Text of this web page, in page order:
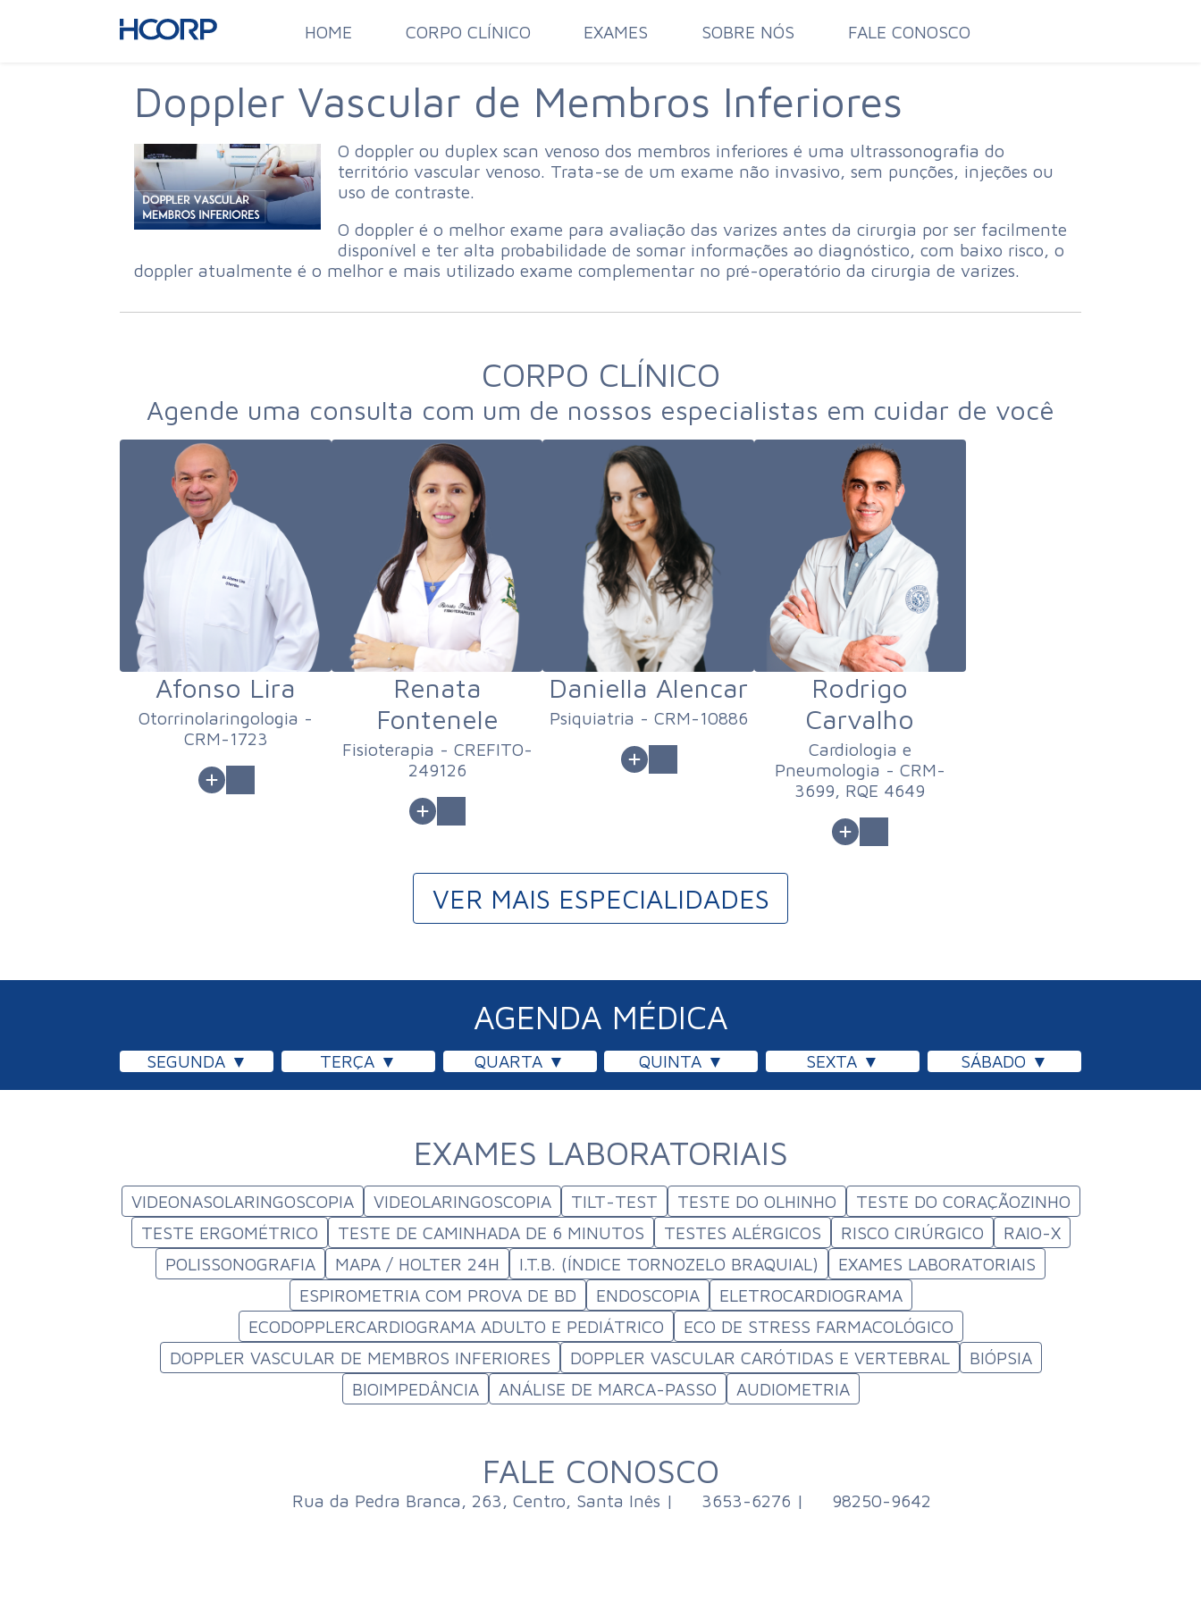
HOME CORPO CLÍNICO EXAMES SOBRE NÓS FALE CONOSCO
CORPO CLÍNICO
Agende uma consulta com um de nossos especialistas em cuidar de você
Afonso Lira
Otorrinolaringologia -
CRM-1723
Renata
Fontenele
Fisioterapia - CREFITO-
249126
Daniella Alencar
Psiquiatria - CRM-10886
Rodrigo
Carvalho
Cardiologia e
Pneumologia - CRM-
3699, RQE 4649
VER MAIS ESPECIALIDADES
AGENDA MÉDICA
SEGUNDA TERÇA QUARTA QUINTA SEXTA SÁBADO
EXAMES LABORATORIAIS
VIDEONASOLARINGOSCOPIA VIDEOLARINGOSCOPIA TILT-TEST TESTE DO OLHINHO
TESTE DO CORAÇÃOZINHO
TESTE ERGOMÉTRICO
TESTE DE CAMINHADA DE 6 MINUTOS TESTES ALÉRGICOS RISCO CIRÚRGICO
RAIO-X
POLISSONOGRAFIA
MAPA / HOLTER 24H I.T.B. (ÍNDICE TORNOZELO BRAQUIAL)
EXAMES LABORATORIAIS
ESPIROMETRIA COM PROVA DE BD
ENDOSCOPIA
ELETROCARDIOGRAMA
ECODOPPLERCARDIOGRAMA ADULTO E PEDIÁTRICO
ECO DE STRESS FARMACOLÓGICO
DOPPLER VASCULAR DE MEMBROS INFERIORES
DOPPLER VASCULAR CARÓTIDAS E VERTEBRAL
BIÓPSIA
BIOIMPEDÂNCIA
ANÁLISE DE MARCA-PASSO AUDIOMETRIA
FALE CONOSCO
Rua da Pedra Branca, 263, Centro, Santa Inês | 3653-6276 | 98250-9642
Doppler Vascular de Membros Inferiores
O doppler ou duplex scan venoso dos membros inferiores é uma ultrassonografia do
território vascular venoso. Trata-se de um exame não invasivo, sem punções, injeções ou
uso de contraste.
O doppler é o melhor exame para avaliação das varizes antes da cirurgia por ser facilmente
disponível e ter alta probabilidade de somar informações ao diagnóstico, com baixo risco, o
doppler atualmente é o melhor e mais utilizado exame complementar no pré-operatório da cirurgia de varizes.